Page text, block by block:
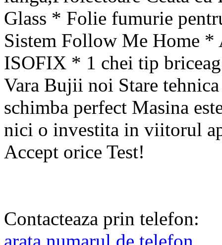
Glass * Folie fumurie
Sistem Follow Me Home
ISOFIX * 1 chei tip
Vara Bujii noi Stare
schimba perfect Masina
nici o investita in viitorul
Accept orice Test!
Contacteaza prin telefon:
arata numarul de telefon